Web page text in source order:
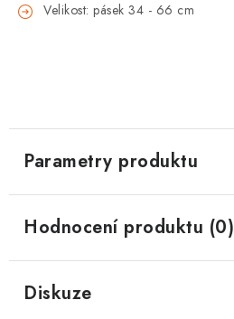
Velikost: pásek 34 - 66 cm
Parametry produktu
Hodnocení produktu (0)
Diskuze